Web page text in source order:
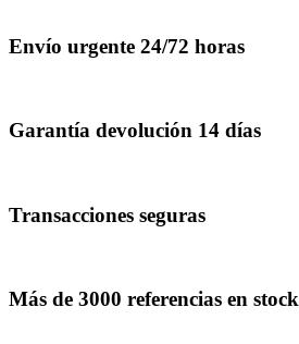
Envío urgente 24/72 horas
Garantía devolución 14 días
Transacciones seguras
Más de 3000 referencias en stock